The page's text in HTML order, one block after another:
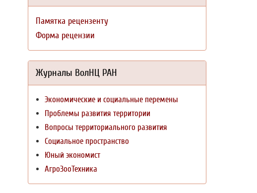
Памятка рецензенту
Форма рецензии
Журналы ВолНЦ РАН
Экономические и социальные перемены
Проблемы развития территории
Вопросы территориального развития
Социальное пространство
Юный экономист
АгроЗооТехника